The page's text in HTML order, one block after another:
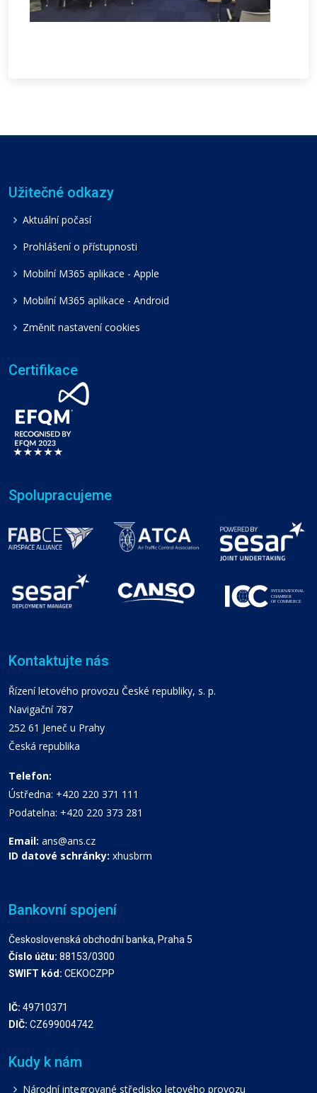
Užitečné odkazy
Aktuální počasí
Prohlášení o přístupnosti
Mobilní M365 aplikace - Apple
Mobilní M365 aplikace - Android
Změnit nastavení cookies
Certifikace
Spolupracujeme
Kontaktujte nás
Řízení letového provozu České republiky, s. p.
Navigační 787
252 61 Jeneč u Prahy
Česká republika
Telefon:
Ústředna: +420 220 371 111
Podatelna: +420 220 373 281
Email: ans@ans.cz
ID datové schránky: xhusbrm
Bankovní spojení
Československá obchodní banka, Praha 5
Číslo účtu: 88153/0300
SWIFT kód: CEKOCZPP
IČ: 49710371
DIČ: CZ699004742
Kudy k nám
Národní integrované středisko letového provozu